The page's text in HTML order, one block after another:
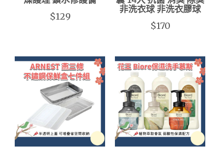
$129
非洗衣球 非洗衣膠球
$170